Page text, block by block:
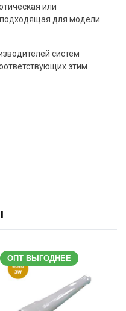
или
для модели
систем
этим
ОПТ ВЫГОДНЕЕ